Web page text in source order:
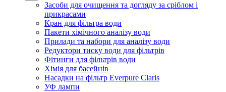
Засоби для очищення та догляду за сріблом і
прикрасами
Кран для фільтра води
Пакети хімічного аналізу води
Прилади та набори для аналізу води
Редуктори тиску води для фільтрів
Фітинги для фільтрів води
Хімія для басейнів
Насадки на фільтр Everpure Claris
УФ лампи